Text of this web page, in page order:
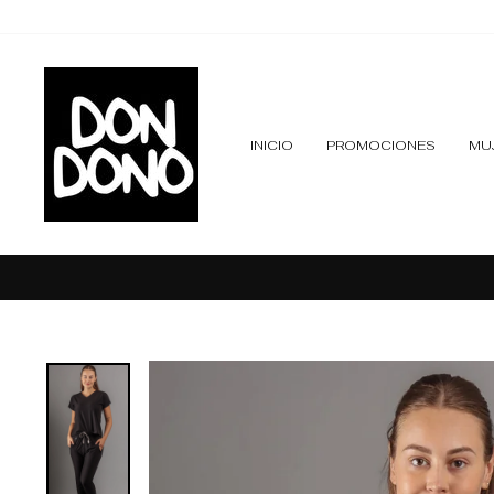
contenido
INICIO PROMOCIONES